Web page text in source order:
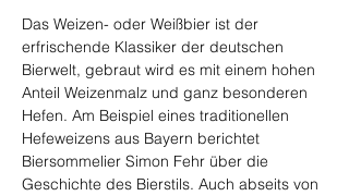
Das Weizen- oder Weißbier ist der
erfrischende Klassiker der deutschen
Bierwelt, gebraut wird es mit einem hohen
Anteil Weizenmalz und ganz besonderen
Hefen. Am Beispiel eines traditionellen
Hefeweizens aus Bayern berichtet
Biersommelier Simon Fehr über die
Geschichte des Bierstils. Auch abseits von